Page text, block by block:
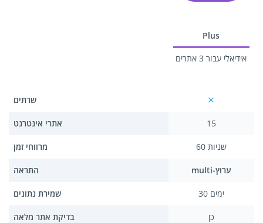
שרתים
אתרי אינטרנט
מרווחי זמן
התראה
שמירת נתונים
בדיקת אתר מלאה
Plus
אידיאלי עבור 3 אתרים
15
60 שניות
multi-ערוץ
30 ימים
כן